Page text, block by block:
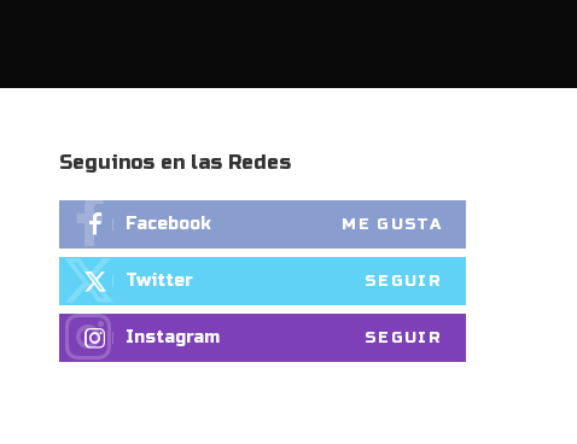
Seguinos en las Redes
Facebook ME GUSTA
Twitter SEGUIR
Instagram SEGUIR